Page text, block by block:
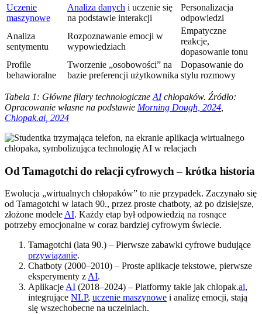
Uczenie
maszynowe
Analiza danych i uczenie się
na podstawie interakcji
Personalizacja
odpowiedzi
Analiza
sentymentu
Rozpoznawanie emocji w
wypowiedziach
Empatyczne
reakcje,
dopasowanie tonu
Profile
behawioralne
Tworzenie „osobowości” na
bazie preferencji użytkownika
Dopasowanie do
stylu rozmowy
Tabela 1: Główne filary technologiczne AIchłopaków. Źródło:
Opracowanie własne na podstawie Morning Dough, 2024
Chlopak.ai, 2024
Od Tamagotchi do relacji cyfrowych – krótka historia
Ewolucja „wirtualnych chłopaków” to nie przypadek. Zaczynało się
od Tamagotchi w latach 90., przez proste chatboty, aż po dzisiejsze,
złożone modele AI. Każdy etap był odpowiedzią na rosnące
potrzeby emocjonalne w coraz bardziej cyfrowym świecie.
Tamagotchi (lata 90.) – Pierwsze zabawki cyfrowe budujące
przywiązanie.
Chatboty (2000–2010) – Proste aplikacje tekstowe, pierwsze
eksperymenty z AI.
Aplikacje AI (2018–2024) – Platformy takie jak chlopak.ai,
integrujące NLP, uczenie maszynowe i analizę emocji, stają
się wszechobecne na uczelniach.